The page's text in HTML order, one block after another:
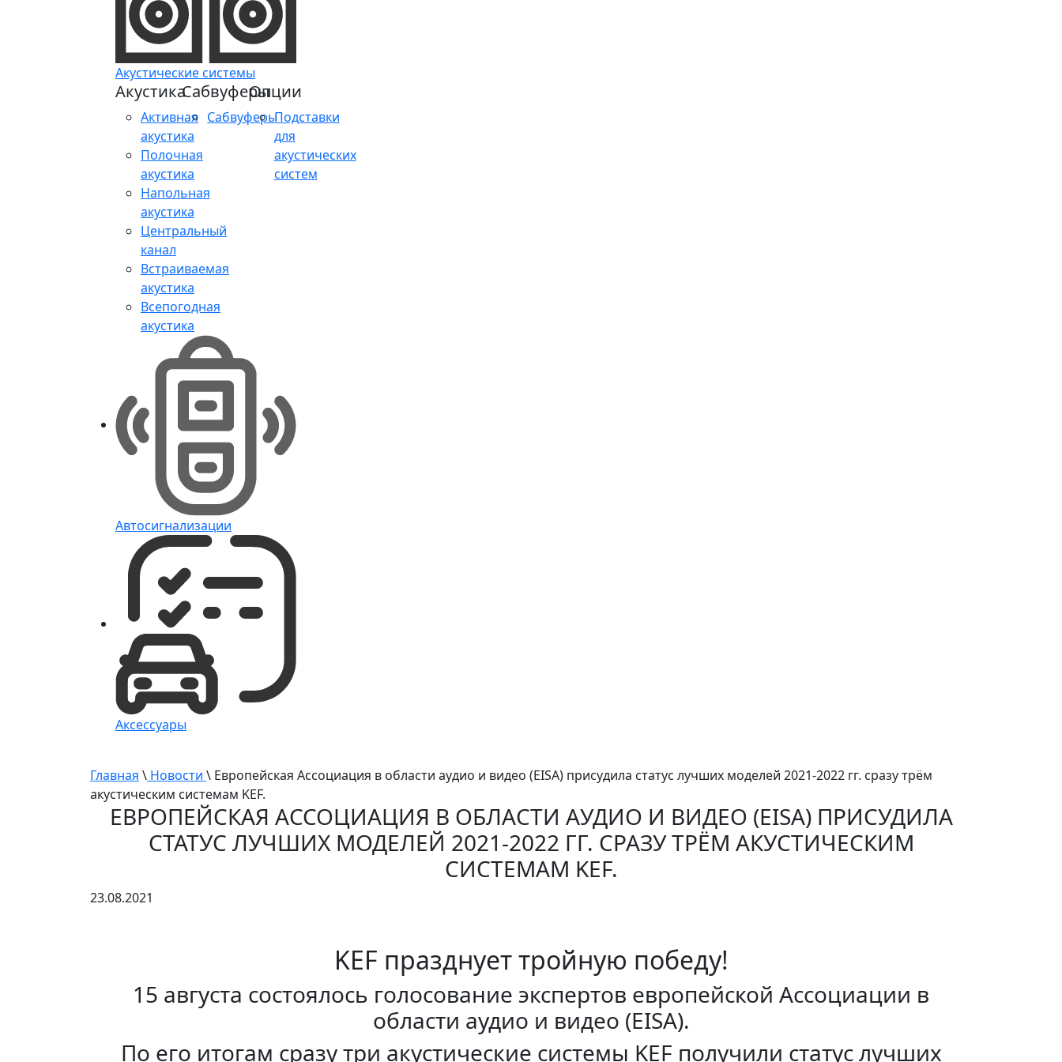
Акустические системы
Акустика
Активная
акустика
Полочная
акустика
Напольная
акустика
Центральный
канал
Встраиваемая
акустика
Всепогодная
акустика
Сабвуферы
Сабвуферы
Опции
Подставки
для
акустических
систем
Автосигнализации
Аксессуары
Главная \ Новости \ Европейская Ассоциация в области аудио и видео (EISA) присудила статус лучших моделей 2021-2022 гг. сразу трём
акустическим системам KEF.
ЕВРОПЕЙСКАЯ АССОЦИАЦИЯ В ОБЛАСТИ АУДИО И ВИДЕО (EISA) ПРИСУДИЛА
СТАТУС ЛУЧШИХ МОДЕЛЕЙ 2021-2022 ГГ. СРАЗУ ТРЁМ АКУСТИЧЕСКИМ
СИСТЕМАМ KEF.
23.08.2021
KEF празднует тройную победу!
15 августа состоялось голосование экспертов европейской Ассоциации в
области аудио и видео (EISA).
По его итогам сразу три акустические системы KEF получили статус лучших